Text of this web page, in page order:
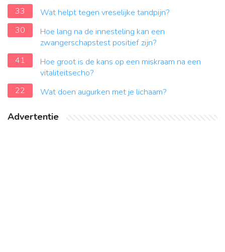
33
Wat helpt tegen vreselijke tandpijn?
30
Hoe lang na de innesteling kan een
zwangerschapstest positief zijn?
41
Hoe groot is de kans op een miskraam na een
vitaliteitsecho?
22
Wat doen augurken met je lichaam?
Advertentie